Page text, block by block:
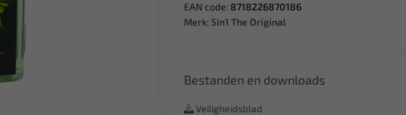
EAN code: 8718226870186
Merk: 5in1 The Original
Bestanden en downloads
Veiligheidsblad